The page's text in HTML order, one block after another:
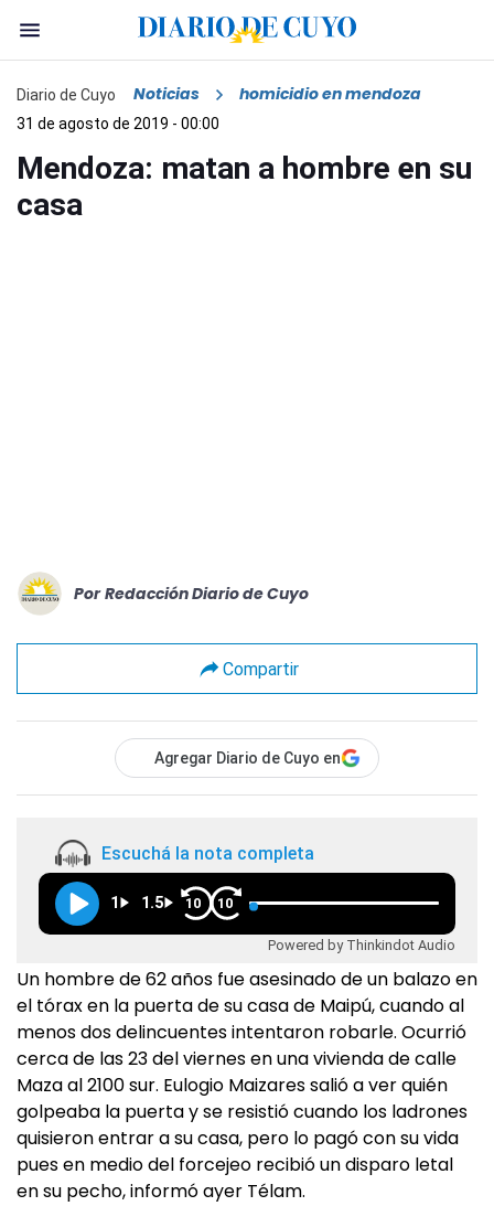
Diario de Cuyo Noticias homicidio en mendoza
31 de agosto de 2019 - 00:00
Mendoza: matan a hombre en su
casa
Por Redacción Diario de Cuyo
Compartir
Agregar Diario de Cuyo en
Escuchá la nota completa
1 1.5 10 10
Powered by Thinkindot Audio
Un hombre de 62 años fue asesinado de un balazo en
el tórax en la puerta de su casa de Maipú, cuando al
menos dos delincuentes intentaron robarle. Ocurrió
cerca de las 23 del viernes en una vivienda de calle
Maza al 2100 sur. Eulogio Maizares salió a ver quién
golpeaba la puerta y se resistió cuando los ladrones
quisieron entrar a su casa, pero lo pagó con su vida
pues en medio del forcejeo recibió un disparo letal
en su pecho, informó ayer Télam.